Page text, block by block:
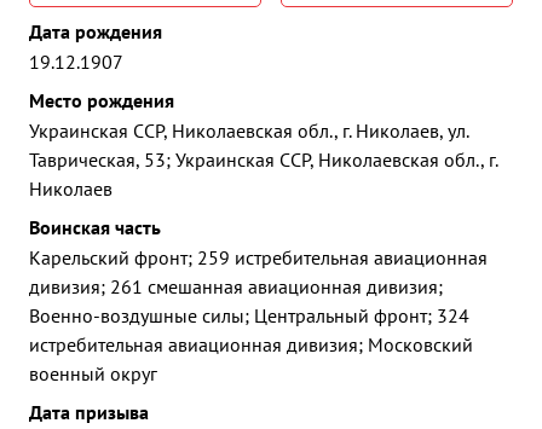
Дата рождения
19.12.1907
Место рождения
Украинская ССР, Николаевская обл., г. Николаев, ул.
Таврическая, 53; Украинская ССР, Николаевская обл., г.
Николаев
Воинская часть
Карельский фронт; 259 истребительная авиационная
дивизия; 261 смешанная авиационная дивизия;
Военно-воздушные силы; Центральный фронт; 324
истребительная авиационная дивизия; Московский
военный округ
Дата призыва